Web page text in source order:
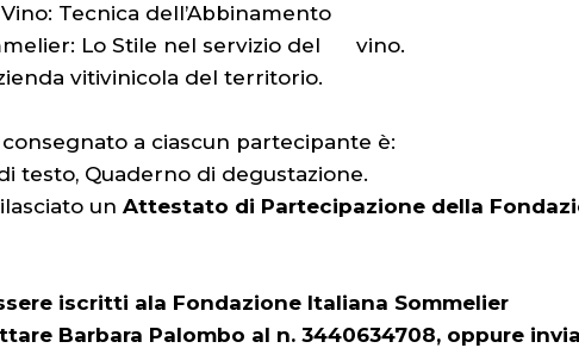
Tecnica dell’Abbinamento
Lo Stile nel servizio del vino.
vitivinicola del territorio.
a ciascun partecipante è:
testo, Quaderno di degustazione.
un Attestato di Partecipazione della
iscritti ala Fondazione Italiana Sommelier
Barbara Palombo al n. 3440634708, oppure